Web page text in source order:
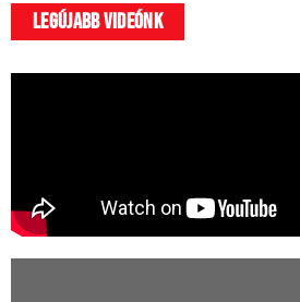
legújabb videónk